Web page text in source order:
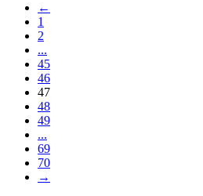
←
1
2
...
45
46
47
48
49
...
69
70
→